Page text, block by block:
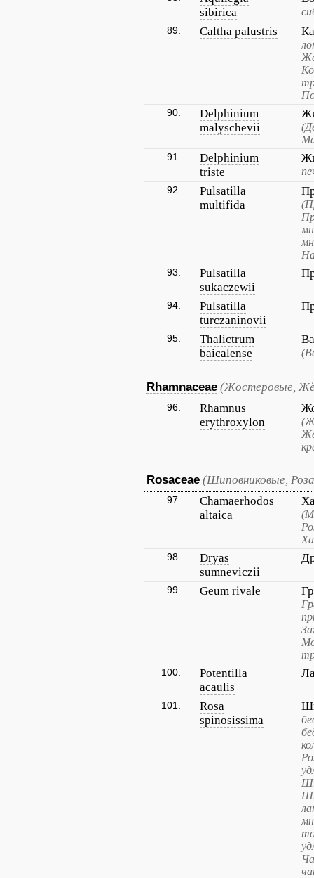
sibirica
89. Caltha palustris
90.
Delphinium
malyschevii
91.
Delphinium
triste
92.
Pulsatilla
multifida
93.
Pulsatilla
sukaczewii
94.
Pulsatilla
turczaninovii
95.
Thalictrum
baicalense
Rhamnaceae (Жостеровые,
96.
Rhamnus
erythroxylon
Rosaceae (Шиповниковые,
97.
Chamaerhodos
altaica
98.
Dryas
sumneviczii
99. Geum rivale
100.
Potentilla
acaulis
101.
Rosa
spinosissima